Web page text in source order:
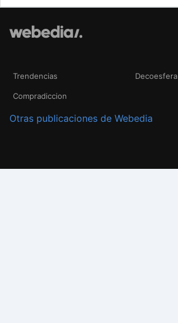
Trendencias Decoesfera
Compradiccion
Otras publicaciones de Webedia